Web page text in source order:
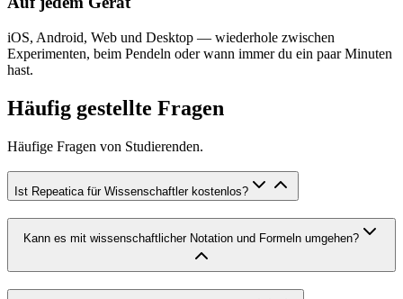
iOS, Android, Web und Desktop — wiederhole zwischen
Experimenten, beim Pendeln oder wann immer du ein paar Minuten
hast.
Häufig gestellte Fragen
Häufige Fragen von Studierenden.
Ist Repeatica für Wissenschaftler kostenlos?
Kann es mit wissenschaftlicher Notation und Formeln umgehen?